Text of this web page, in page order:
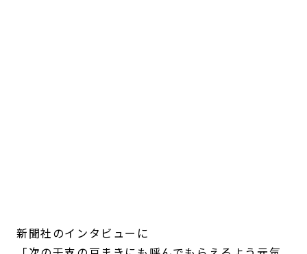
新聞社のインタビューに